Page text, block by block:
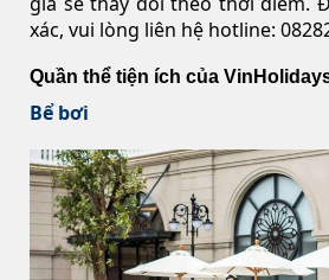
xác, vui lòng liên hệ hotline:
Quần thể tiện ích của
Bể bơi